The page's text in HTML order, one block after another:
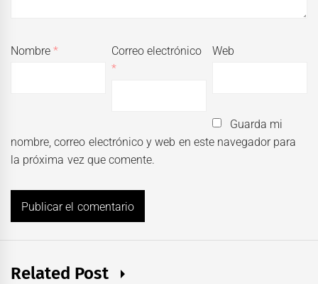
Nombre*
Correo electrónico
*
Web
Guarda mi
nombre, correo electrónico y web en este navegador para
la próxima vez que comente.
Related Post